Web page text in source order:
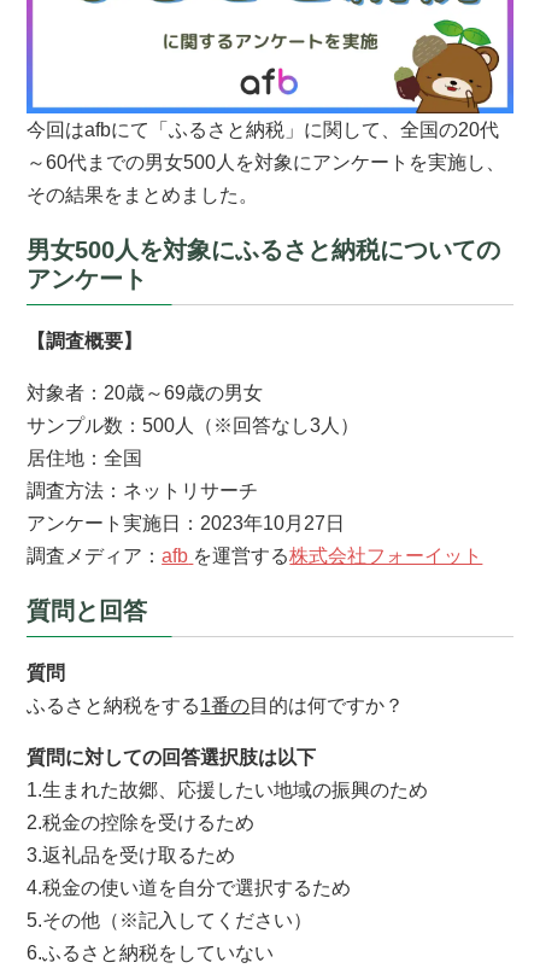
今回はafbにて「ふるさと納税」に関して、全国の20代
～60代までの男女500人を対象にアンケートを実施し、
その結果をまとめました。
男女500人を対象にふるさと納税についての
アンケート
【調査概要】
対象者：20歳～69歳の男女
サンプル数：500人（※回答なし3人）
居住地：全国
調査方法：ネットリサーチ
アンケート実施日：2023年10月27日
調査メディア：afb を運営する株式会社フォーイット
質問と回答
質問
ふるさと納税をする1番の目的は何ですか？
質問に対しての回答選択肢は以下
1.生まれた故郷、応援したい地域の振興のため
2.税金の控除を受けるため
3.返礼品を受け取るため
4.税金の使い道を自分で選択するため
5.その他（※記入してください）
6.ふるさと納税をしていない